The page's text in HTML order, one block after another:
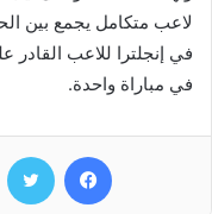
لاعب متكامل يجمع بين
في إنجلترا للاعب القادر
في مباراة واحدة.
فيسبوك